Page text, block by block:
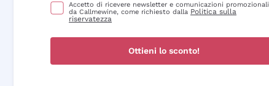
Accetto di ricevere newsletter e comunicazioni promozionali
da Callmewine, come richiesto dalla Politica sulla
riservatezza
Ottieni lo sconto!